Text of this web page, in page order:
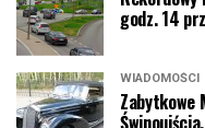
godz. 14
WIADOMOŚCI
Zabytkowe